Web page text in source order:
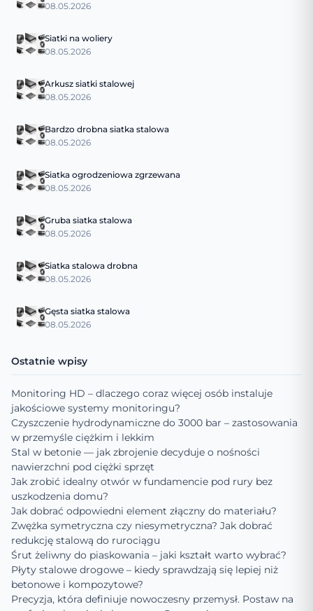
08.05.2026
Siatki na woliery
08.05.2026
Arkusz siatki stalowej
08.05.2026
Bardzo drobna siatka stalowa
08.05.2026
Siatka ogrodzeniowa zgrzewana
08.05.2026
Gruba siatka stalowa
08.05.2026
Siatka stalowa drobna
08.05.2026
Gęsta siatka stalowa
08.05.2026
Ostatnie wpisy
Monitoring HD – dlaczego coraz więcej osób instaluje
jakościowe systemy monitoringu?
Czyszczenie hydrodynamiczne do 3000 bar – zastosowania
w przemyśle ciężkim i lekkim
Stal w betonie — jak zbrojenie decyduje o nośności
nawierzchni pod ciężki sprzęt
Jak zrobić idealny otwór w fundamencie pod rury bez
uszkodzenia domu?
Jak dobrać odpowiedni element złączny do materiału?
Zwężka symetryczna czy niesymetryczna? Jak dobrać
redukcję stalową do rurociągu
Śrut żeliwny do piaskowania – jaki kształt warto wybrać?
Płyty stalowe drogowe – kiedy sprawdzają się lepiej niż
betonowe i kompozytowe?
Precyzja, która definiuje nowoczesny przemysł. Postaw na